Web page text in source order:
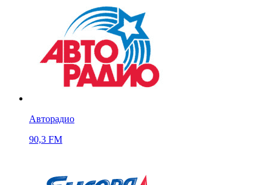
Авторадио
90,3 FM